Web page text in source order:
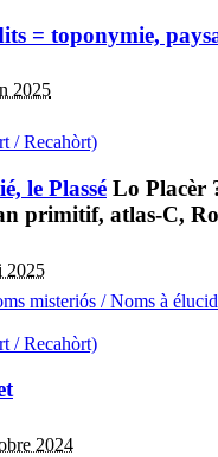
= toponymie,
2025
/ Recahòrt)
le Plassé Lo Placèr
primitif, atlas-C,
2025
misteriós / Noms à
/ Recahòrt)
2024